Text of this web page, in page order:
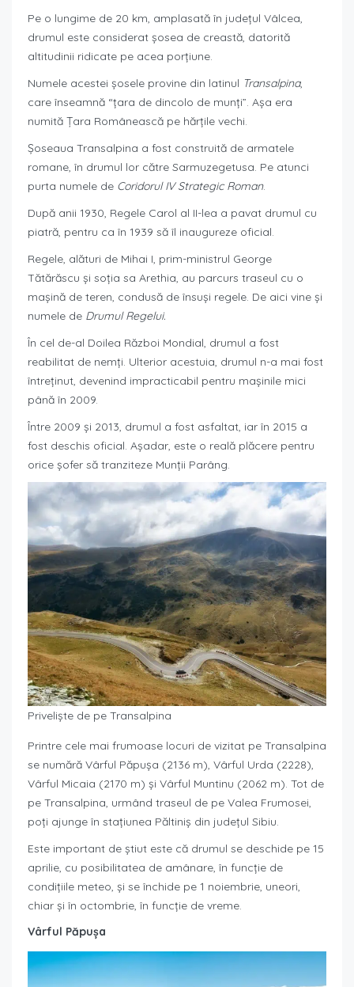
Pe o lungime de 20 km, amplasată în județul Vâlcea,
drumul este considerat șosea de creastă, datorită
altitudinii ridicate pe acea porțiune.
Numele acestei șosele provine din latinul Transalpina,
care înseamnă “țara de dincolo de munți”. Așa era
numită Țara Românească pe hărțile vechi.
Șoseaua Transalpina a fost construită de armatele
romane, în drumul lor către Sarmuzegetusa. Pe atunci
purta numele de Coridorul IV Strategic Roman.
După anii 1930, Regele Carol al II-lea a pavat drumul cu
piatră, pentru ca în 1939 să îl inaugureze oficial.
Regele, alături de Mihai I, prim-ministrul George
Tătărăscu și soția sa Arethia, au parcurs traseul cu o
mașină de teren, condusă de însuși regele. De aici vine și
numele de Drumul Regelui.
În cel de-al Doilea Război Mondial, drumul a fost
reabilitat de nemți. Ulterior acestuia, drumul n-a mai fost
întreținut, devenind impracticabil pentru mașinile mici
până în 2009.
Între 2009 și 2013, drumul a fost asfaltat, iar în 2015 a
fost deschis oficial. Așadar, este o reală plăcere pentru
orice șofer să tranziteze Munții Parâng.
Priveliște de pe Transalpina
Printre cele mai frumoase locuri de vizitat pe Transalpina
se numără Vârful Păpușa (2136 m), Vârful Urda (2228),
Vârful Micaia (2170 m) și Vârful Muntinu (2062 m). Tot de
pe Transalpina, urmând traseul de pe Valea Frumosei,
poți ajunge în stațiunea Păltiniș din județul Sibiu.
Este important de știut este că drumul se deschide pe 15
aprilie, cu posibilitatea de amânare, în funcție de
condițiile meteo, și se închide pe 1 noiembrie, uneori,
chiar și în octombrie, în funcție de vreme.
Vârful Păpușa